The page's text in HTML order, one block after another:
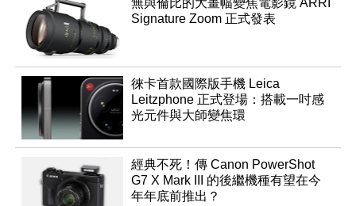
無與倫比的大畫幅變焦電影鏡 ARRI
Signature Zoom 正式發表
徠卡首款國際版手機 Leica
Leitzphone 正式登場：搭載一吋感
光元件與大師變焦環
經典不死！傳 Canon PowerShot
G7 X Mark III 的後繼機種有望在今
年年底前推出？